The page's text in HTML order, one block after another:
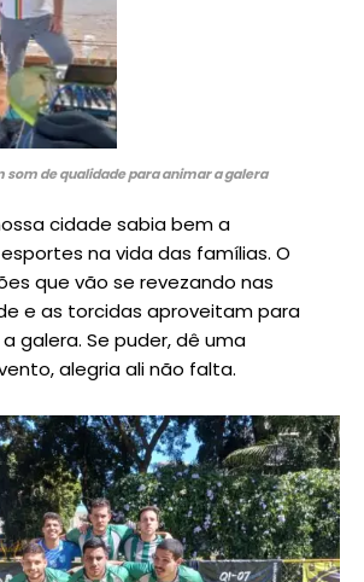
som de qualidade para animar a galera
cidade sabia bem a
na vida das famílias. O
que vão se revezando nas
e as torcidas aproveitam para
galera. Se puder, dê uma
alegria ali não falta.